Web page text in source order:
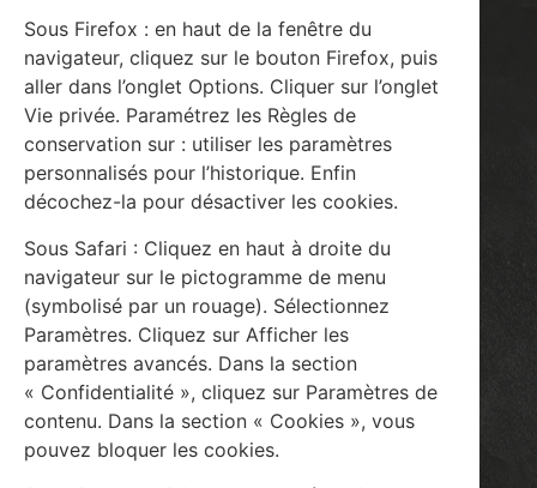
Sous Firefox : en haut de la fenêtre du
navigateur, cliquez sur le bouton Firefox, puis
aller dans l’onglet Options. Cliquer sur l’onglet
Vie privée. Paramétrez les Règles de
conservation sur : utiliser les paramètres
personnalisés pour l’historique. Enfin
décochez-la pour désactiver les cookies.
Sous Safari : Cliquez en haut à droite du
navigateur sur le pictogramme de menu
(symbolisé par un rouage). Sélectionnez
Paramètres. Cliquez sur Afficher les
paramètres avancés. Dans la section
« Confidentialité », cliquez sur Paramètres de
contenu. Dans la section « Cookies », vous
pouvez bloquer les cookies.